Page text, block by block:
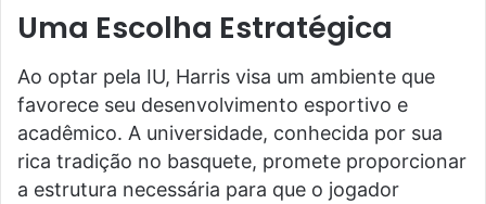
Uma Escolha Estratégica
Ao optar pela IU, Harris visa um ambiente que
favorece seu desenvolvimento esportivo e
acadêmico. A universidade, conhecida por sua
rica tradição no basquete, promete proporcionar
a estrutura necessária para que o jogador